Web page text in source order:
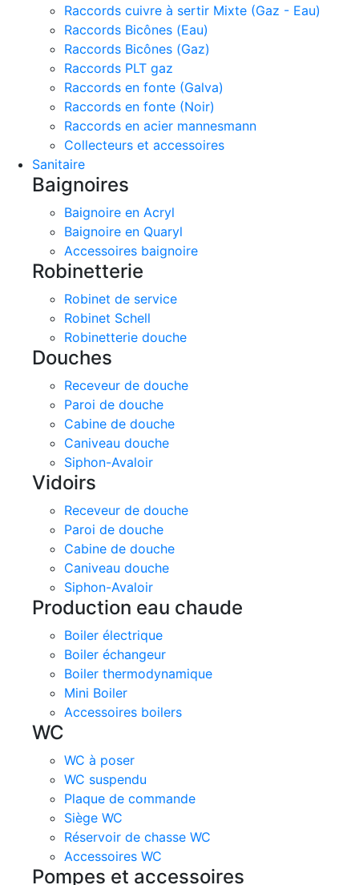
Raccords cuivre à sertir Mixte (Gaz - Eau)
Raccords Bicônes (Eau)
Raccords Bicônes (Gaz)
Raccords PLT gaz
Raccords en fonte (Galva)
Raccords en fonte (Noir)
Raccords en acier mannesmann
Collecteurs et accessoires
Sanitaire
Baignoires
Baignoire en Acryl
Baignoire en Quaryl
Accessoires baignoire
Robinetterie
Robinet de service
Robinet Schell
Robinetterie douche
Douches
Receveur de douche
Paroi de douche
Cabine de douche
Caniveau douche
Siphon-Avaloir
Vidoirs
Receveur de douche
Paroi de douche
Cabine de douche
Caniveau douche
Siphon-Avaloir
Production eau chaude
Boiler électrique
Boiler échangeur
Boiler thermodynamique
Mini Boiler
Accessoires boilers
WC
WC à poser
WC suspendu
Plaque de commande
Siège WC
Réservoir de chasse WC
Accessoires WC
Pompes et accessoires